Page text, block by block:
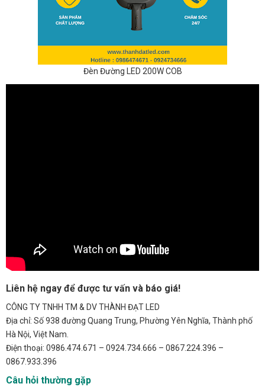
Đèn Đường LED 200W COB
Liên hệ ngay để được tư vấn và báo giá!
CÔNG TY TNHH TM & DV THÀNH ĐẠT LED
Địa chỉ: Số 938 đường Quang Trung, Phường Yên Nghĩa, Thành phố
Hà Nội, Việt Nam.
Điện thoại: 0986.474.671 – 0924.734.666 – 0867.224.396 –
0867.933.396
Câu hỏi thường gặp